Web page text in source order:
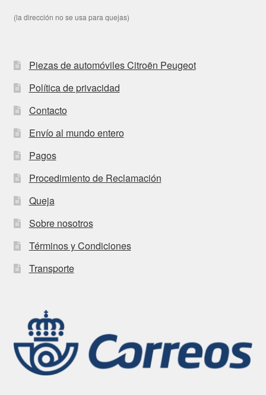
(la dirección no se usa para quejas)
Piezas de automóviles Citroën Peugeot
Política de privacidad
Contacto
Envío al mundo entero
Pagos
Procedimiento de Reclamación
Queja
Sobre nosotros
Términos y Condiciones
Transporte